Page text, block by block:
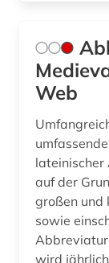
gotha (2)
Web
lateinischer
auf der
großen und
sowie
wird